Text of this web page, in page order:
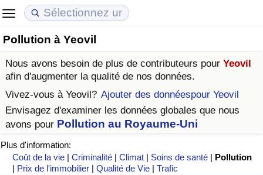
Pollution à Yeovil
Nous avons besoin de plus de contributeurs pour Yeovil
afin d'augmenter la qualité de nos données.
Vivez-vous à Yeovil? Ajouter des donnéespour Yeovil
Envisagez d'examiner les données globales que nous
avons pour Pollution au Royaume-Uni
Plus d'information:
Coût de la vie |Criminalité |Climat | Soins de santé | Pollution
| Prix de l'immobilier |Qualité de Vie |Trafic
Coût de la vie
Indice du Coût de la Vie (Actuel)
Indice du Coût de la Vie
Indice du coût de la vie par pays
à Akaba
Prix de l'immobilier
Indice des Prix de l'immobilier (Actuel)
Indice des Prix de l'immobilier
Indice des Prix de l'immobilier par Pays
Qualité de Vie
Indice de Qualité de Vie
Indice de Qualité de Vie (Actuel)
Indice de qualité de vie par pays
Criminalité